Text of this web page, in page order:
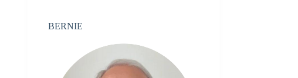
BERNIE